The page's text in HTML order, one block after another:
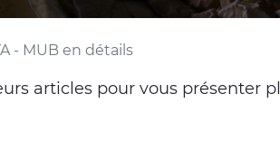
- MUB en détails
articles pour vous présenter